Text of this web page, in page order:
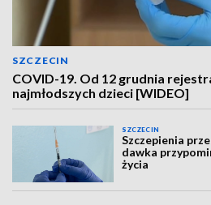
SZCZECIN
COVID-19. Od 12 grudnia
najmłodszych dzieci [WIDEO]
SZCZECIN
Szczepienia
dawka
życia